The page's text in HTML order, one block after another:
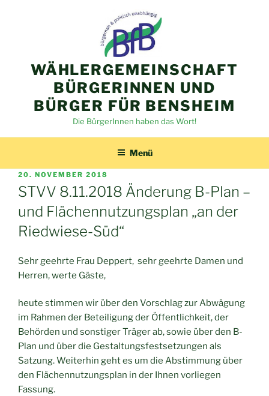
WÄHLERGEMEINSCHAFT
BÜRGERINNEN UND
BÜRGER FÜR BENSHEIM
Die BürgerInnen haben das Wort!
Menü
VERÖFFENTLICHT
AM
20. NOVEMBER 2018
STVV 8.11.2018 Änderung B-Plan –
und Flächennutzungsplan „an der
Riedwiese-Süd“
Sehr geehrte Frau Deppert, sehr geehrte Damen und
Herren, werte Gäste,
heute stimmen wir über den Vorschlag zur Abwägung
im Rahmen der Beteiligung der Öffentlichkeit, der
Behörden und sonstiger Träger ab, sowie über den B-
Plan und über die Gestaltungsfestsetzungen als
Satzung. Weiterhin geht es um die Abstimmung über
den Flächennutzungsplan in der Ihnen vorliegen
Fassung.